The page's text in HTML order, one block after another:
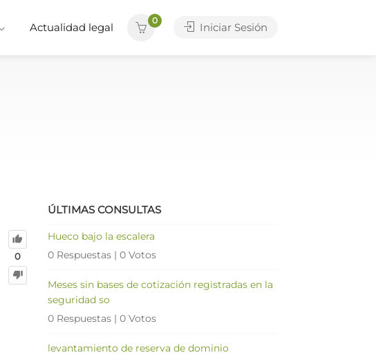
Actualidad legal
0
Iniciar Sesión
0
ÚLTIMAS CONSULTAS
Hueco bajo la escalera
0 Respuestas | 0 Votos
Meses sin bases de cotización registradas en la
seguridad so
0 Respuestas | 0 Votos
levantamiento de reserva de dominio